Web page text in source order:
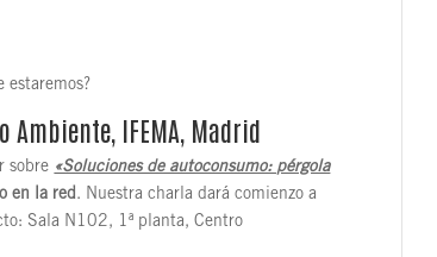
estaremos?
Ambiente, IFEMA, Madrid
sobre «Soluciones de autoconsumo: pérgola
en la red . Nuestra charla dará comienzo a
Sala N102, 1ª planta, Centro